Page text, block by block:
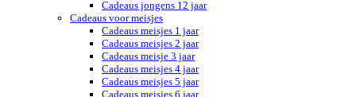
Cadeaus jongens 12 jaar
Cadeaus voor meisjes
Cadeaus meisjes 1 jaar
Cadeaus meisjes 2 jaar
Cadeaus meisje 3 jaar
Cadeaus meisjes 4 jaar
Cadeaus meisjes 5 jaar
Cadeaus meisjes 6 jaar